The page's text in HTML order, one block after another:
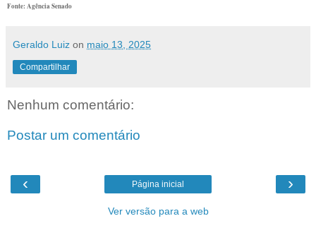
Fonte: Agência Senado
Geraldo Luiz on maio 13, 2025
Compartilhar
Nenhum comentário:
Postar um comentário
‹ ›
Página inicial
Ver versão para a web